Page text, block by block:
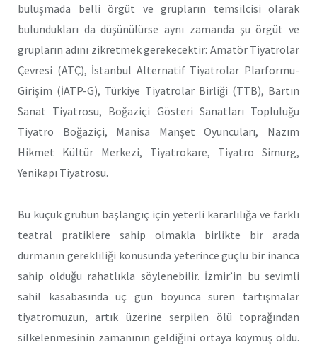
buluşmada belli örgüt ve grupların temsilcisi olarak
bulundukları da düşünülürse aynı zamanda şu örgüt ve
grupların adını zikretmek gerekecektir: Amatör Tiyatrolar
Çevresi (ATÇ), İstanbul Alternatif Tiyatrolar Plarformu-
Girişim (İATP-G), Türkiye Tiyatrolar Birliği (TTB), Bartın
Sanat Tiyatrosu, Boğaziçi Gösteri Sanatları Topluluğu
Tiyatro Boğaziçi, Manisa Manşet Oyuncuları, Nazım
Hikmet Kültür Merkezi, Tiyatrokare, Tiyatro Simurg,
Yenikapı Tiyatrosu.
Bu küçük grubun başlangıç için yeterli kararlılığa ve farklı
teatral pratiklere sahip olmakla birlikte bir arada
durmanın gerekliliği konusunda yeterince güçlü bir inanca
sahip olduğu rahatlıkla söylenebilir. İzmir’in bu sevimli
sahil kasabasında üç gün boyunca süren tartışmalar
tiyatromuzun, artık üzerine serpilen ölü toprağından
silkelenmesinin zamanının geldiğini ortaya koymuş oldu.